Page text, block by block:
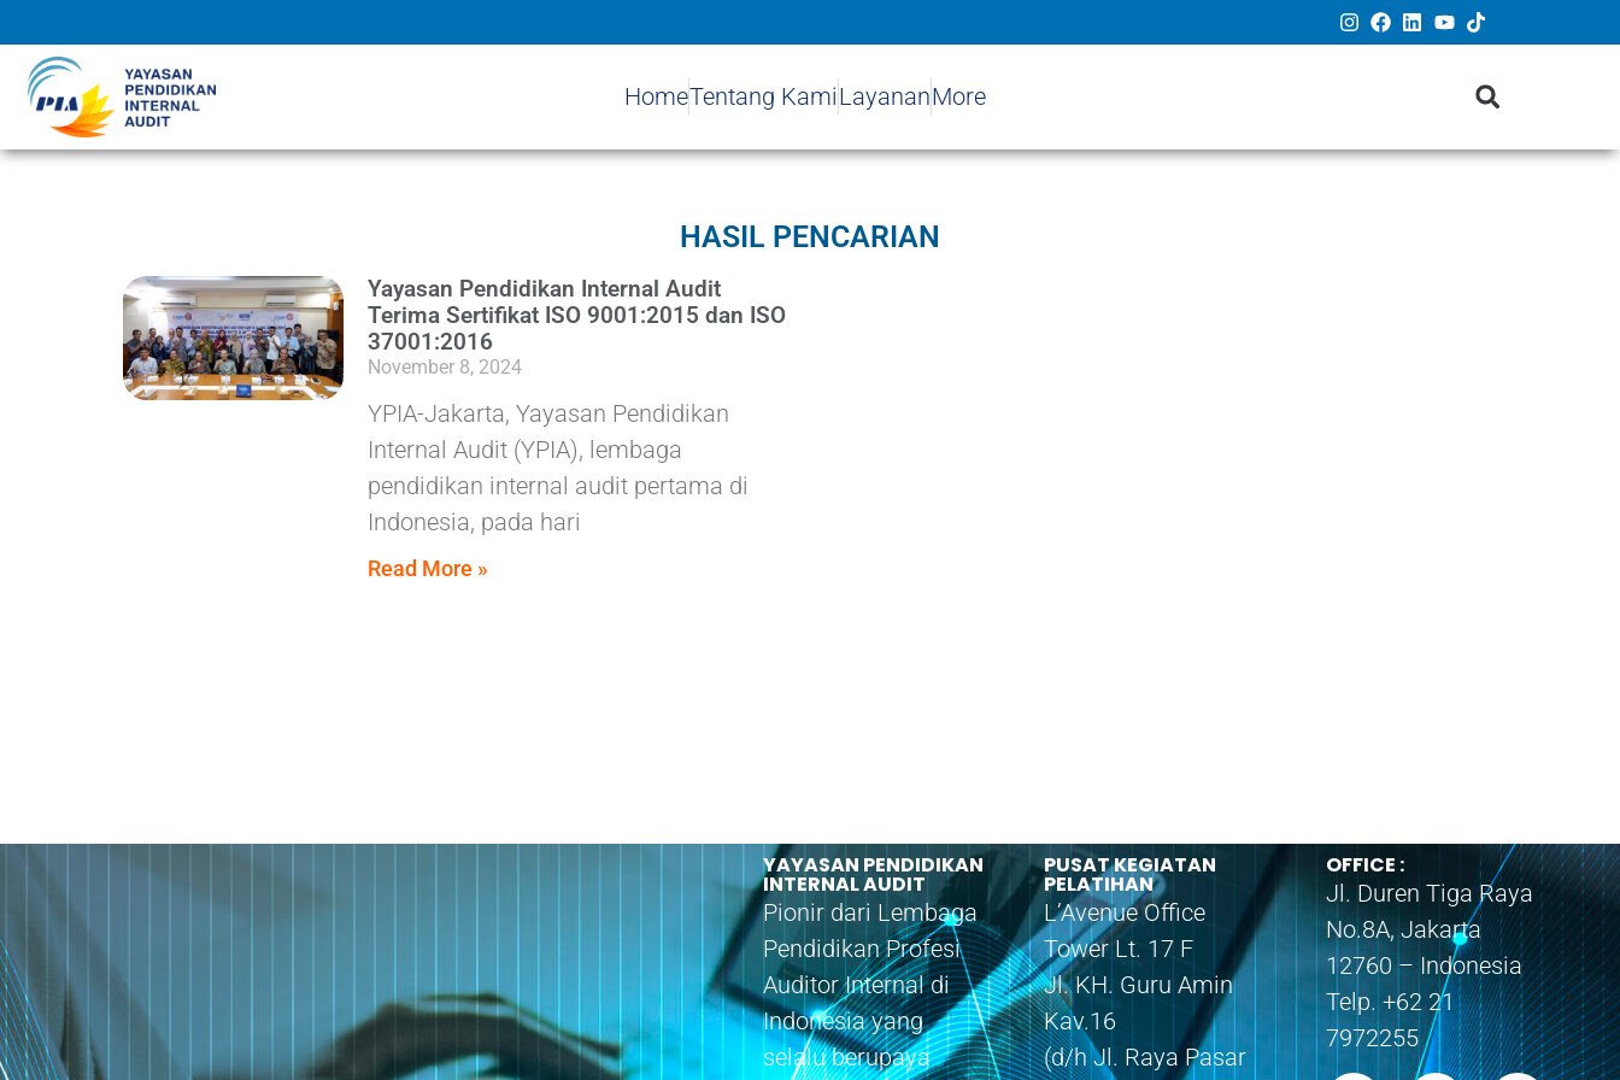
HomeTentang KamiLayananMore
HASIL PENCARIAN
Yayasan Pendidikan Internal Audit
Terima Sertifikat ISO 9001:2015 dan ISO
37001:2016
November 8, 2024
YPIA-Jakarta, Yayasan Pendidikan
Internal Audit (YPIA), lembaga
pendidikan internal audit pertama di
Indonesia, pada hari
Read More »
YAYASAN PENDIDIKAN
INTERNAL AUDIT
Pionir dari Lembaga
Pendidikan Profesi
Auditor Internal di
Indonesia yang
selalu berupaya
PUSAT KEGIATAN
PELATIHAN
L’Avenue Office
Tower Lt. 17 F
Jl. KH. Guru Amin
Kav.16
(d/h Jl. Raya Pasar
OFFICE :
Jl. Duren Tiga Raya
No.8A, Jakarta
12760 – Indonesia
Telp. +62 21
7972255